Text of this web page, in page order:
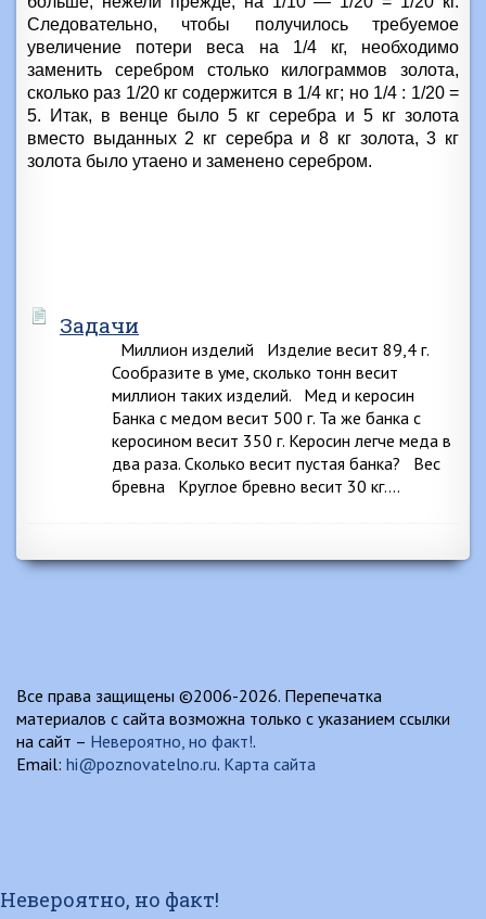
Следовательно, чтобы получилось требуемое
увеличение потери веса на 1/4 кг, необходимо
заменить серебром столько килограммов золота,
сколько раз 1/20 кг содержится в 1/4 кг; но 1/4 : 1/20 =
5. Итак, в венце было 5 кг серебра и 5 кг золота
вместо выданных 2 кг серебра и 8 кг золота, 3 кг
золота было утаено и заменено серебром.
Задачи
Миллион изделий Изделие весит 89,4 г.
Сообразите в уме, сколько тонн весит
миллион таких изделий. Мед и керосин
Банка с медом весит 500 г. Та же банка с
керосином весит 350 г. Керосин легче меда в
два раза. Сколько весит пустая банка? Вес
бревна Круглое бревно весит 30 кг….
Все права защищены ©2006-2026. Перепечатка
материалов с сайта возможна только с указанием ссылки
на сайт – Невероятно, но факт!.
Email: hi@poznovatelno.ru. Карта сайта
Невероятно, но факт!